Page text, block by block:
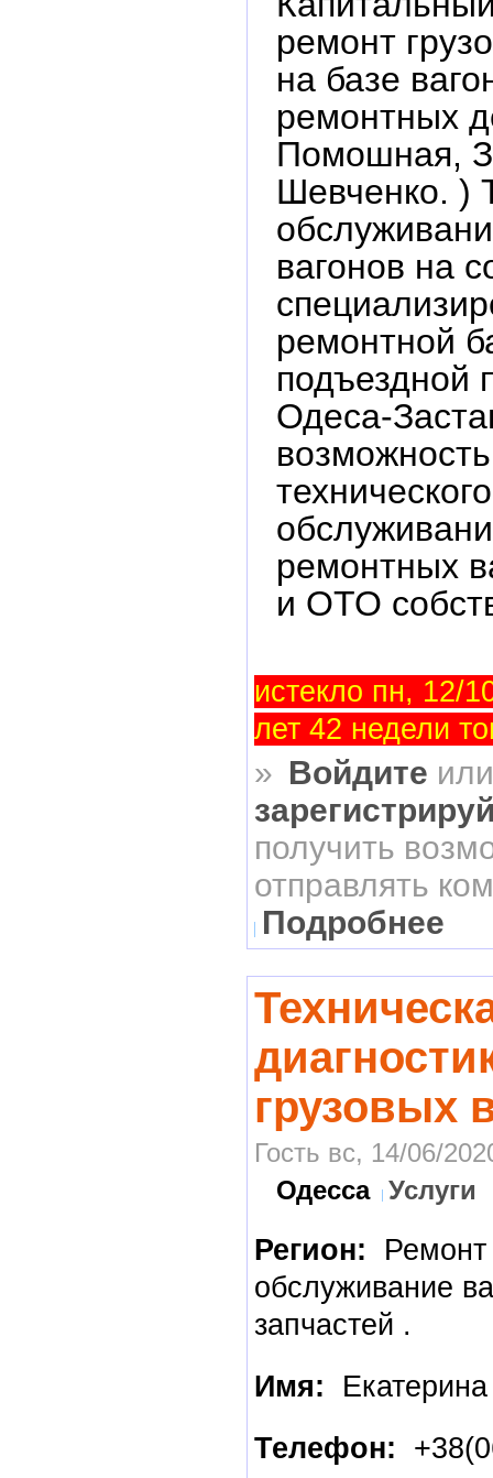
ремонт
на базе
ремонтных
Помошная,
Шевченко. )
вагонов на
ремонтной
подъездной
Одеса-
технического
ремонтных
и ОТО
истекло пн, 12/
лет 42 недели
» Войдите
получить
отправлять
Подробнее
грузовых
Гость вс, 14/06/
Одесса
Услуги
Регион:
Ремонт
обслуживание
запчастей .
Имя:
Екатерина
Телефон: